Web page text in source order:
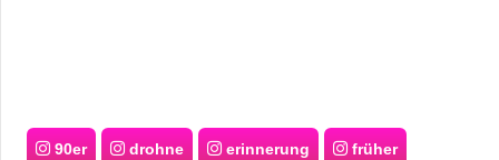
90er drohne erinnerung früher